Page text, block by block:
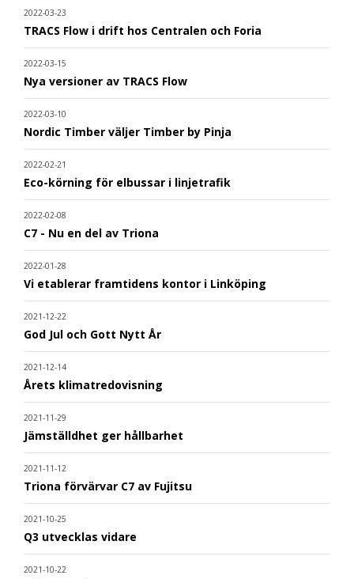
2022-03-23
TRACS Flow i drift hos Centralen och Foria
2022-03-15
Nya versioner av TRACS Flow
2022-03-10
Nordic Timber väljer Timber by Pinja
2022-02-21
Eco-körning för elbussar i linjetrafik
2022-02-08
C7 - Nu en del av Triona
2022-01-28
Vi etablerar framtidens kontor i Linköping
2021-12-22
God Jul och Gott Nytt År
2021-12-14
Årets klimatredovisning
2021-11-29
Jämställdhet ger hållbarhet
2021-11-12
Triona förvärvar C7 av Fujitsu
2021-10-25
Q3 utvecklas vidare
2021-10-22